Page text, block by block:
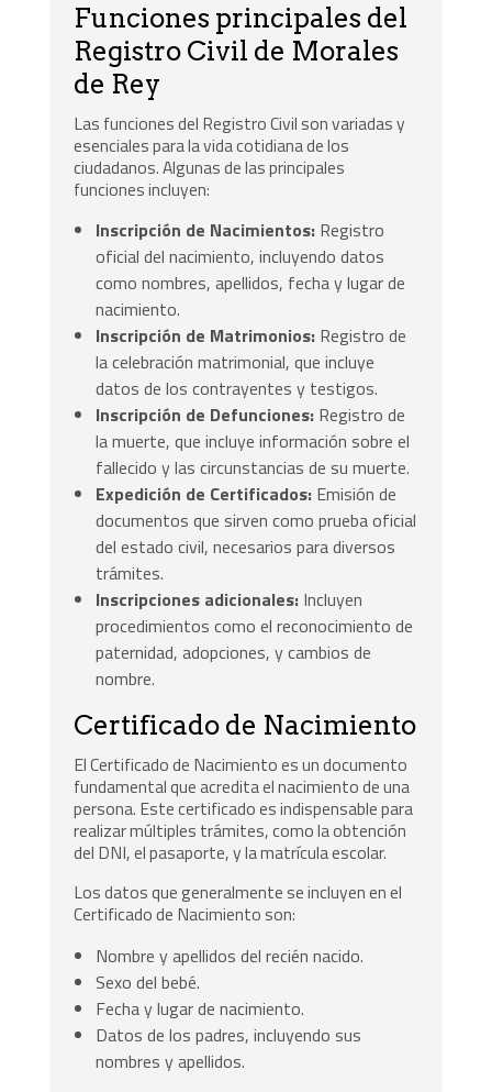
Funciones principales del
Registro Civil de Morales
de Rey
Las funciones del Registro Civil son variadas y
esenciales para la vida cotidiana de los
ciudadanos. Algunas de las principales
funciones incluyen:
Inscripción de Nacimientos: Registro
oficial del nacimiento, incluyendo datos
como nombres, apellidos, fecha y lugar de
nacimiento.
Inscripción de Matrimonios: Registro de
la celebración matrimonial, que incluye
datos de los contrayentes y testigos.
Inscripción de Defunciones: Registro de
la muerte, que incluye información sobre el
fallecido y las circunstancias de su muerte.
Expedición de Certificados: Emisión de
documentos que sirven como prueba oficial
del estado civil, necesarios para diversos
trámites.
Inscripciones adicionales: Incluyen
procedimientos como el reconocimiento de
paternidad, adopciones, y cambios de
nombre.
Certificado de Nacimiento
El Certificado de Nacimiento es un documento
fundamental que acredita el nacimiento de una
persona. Este certificado es indispensable para
realizar múltiples trámites, como la obtención
del DNI, el pasaporte, y la matrícula escolar.
Los datos que generalmente se incluyen en el
Certificado de Nacimiento son:
Nombre y apellidos del recién nacido.
Sexo del bebé.
Fecha y lugar de nacimiento.
Datos de los padres, incluyendo sus
nombres y apellidos.